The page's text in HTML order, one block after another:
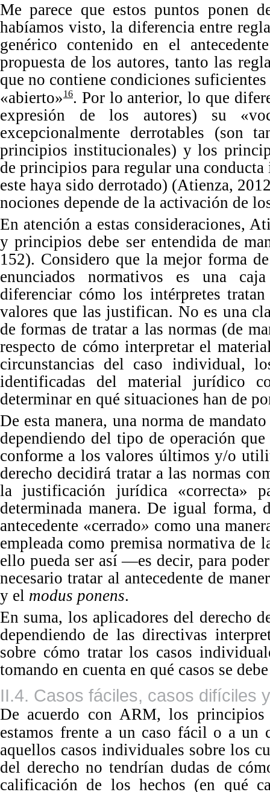
Meparece que estos puntos ponen
habíamos visto, la diferencia entre
genérico contenido en el
propuesta de los autores, tanto las
que no contiene condiciones suficientes
«abierto»16. Por lo anterior, lo que
expresión de los autores) su
excepcionalmente derrotables (son
principios institucionales) y los
de principios para regular una
este haya sido derrotado) (Atienza,
nociones depende de la activación de
En atención a estas consideraciones,
y principios debe ser entendida de
152). Considero que la mejor forma
enunciados normativos es una
diferenciar cómo los intérpretes
valores que las justifican. No es una
de formas de tratar a las normas (de
respecto de cómo interpretar el
circunstancias del caso individual,
identificadas del material jurídico
determinar en qué situaciones han de
De esta manera, una norma de
dependiendo del tipo de operación
conforme a los valores últimos y/o
derecho decidirá tratar a las normas
la justificación jurídica «correcta»
determinada manera.Deigual forma,
antecedente «cerrado» como una
empleada como premisa normativa de
ello pueda ser así —es decir, para
necesario tratar al antecedente de
y el modus ponens.
En suma, los aplicadores del derecho
dependiendo de las directivas
sobre cómo tratar los casos
tomando en cuenta en qué casos se
II.4. Casos fáciles, casos difíciles
De acuerdo con ARM, los
estamos frente a un caso fácil o a un
aquellos casos individuales sobre los
del derecho no tendrían dudas de
calificación de los hechos (en qué